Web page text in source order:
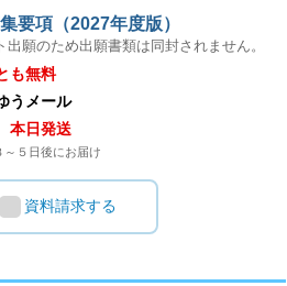
要項（2027年度版）
出願のため出願書類は同封されません。
も無料
うメール
本日発送
５日後にお届け
資料請求する